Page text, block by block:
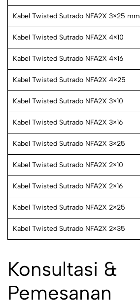
Kabel Twisted Sutrado NFA2X 3×25 mm
Kabel Twisted Sutrado NFA2X 4×10
Kabel Twisted Sutrado NFA2X 4×16
Kabel Twisted Sutrado NFA2X 4×25
Kabel Twisted Sutrado NFA2X 3×10
Kabel Twisted Sutrado NFA2X 3×16
Kabel Twisted Sutrado NFA2X 3×25
Kabel Twisted Sutrado NFA2X 2×10
Kabel Twisted Sutrado NFA2X 2×16
Kabel Twisted Sutrado NFA2X 2×25
Kabel Twisted Sutrado NFA2X 2×35
Konsultasi &
Pemesanan